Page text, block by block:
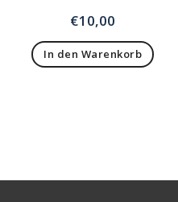
€10,00
In den Warenkorb